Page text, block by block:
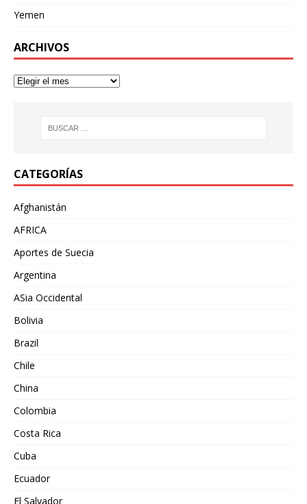
Yemen
ARCHIVOS
CATEGORÍAS
Afghanistán
AFRICA
Aportes de Suecia
Argentina
ASia Occidental
Bolivia
Brazil
Chile
China
Colombia
Costa Rica
Cuba
Ecuador
El Salvador